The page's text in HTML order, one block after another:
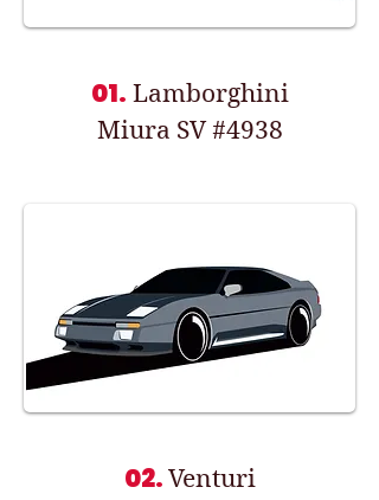
01. Lamborghini
Miura SV #4938
02. Venturi